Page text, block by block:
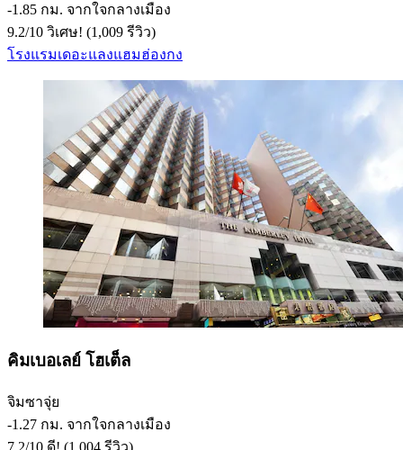
‐1.85 กม. จากใจกลางเมือง
9.2/10 วิเศษ! (1,009 รีวิว)
โรงแรมเดอะแลงแฮมฮ่องกง
คิมเบอเลย์ โฮเต็ล
จิมซาจุ่ย
‐1.27 กม. จากใจกลางเมือง
7.2/10 ดี! (1,004 รีวิว)